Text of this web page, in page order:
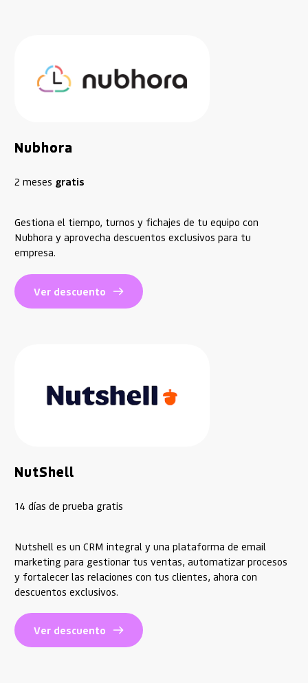
Nubhora
2 meses gratis
Gestiona el tiempo, turnos y fichajes de tu equipo con
Nubhora y aprovecha descuentos exclusivos para tu
empresa.
Ver descuento
NutShell
14 días de prueba gratis
Nutshell es un CRM integral y una plataforma de email
marketing para gestionar tus ventas, automatizar procesos
y fortalecer las relaciones con tus clientes, ahora con
descuentos exclusivos.
Ver descuento